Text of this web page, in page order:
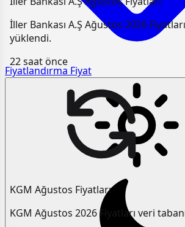
Fiyatlandırma Fiyat
İller Bankası A.Ş Ağustos 2026
yüklendi.
22 saat önce
KGM Ağustos Fiyatları
KGM Ağustos 2026 Fiyatları veri